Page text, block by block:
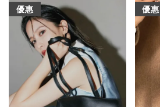
優惠 優惠